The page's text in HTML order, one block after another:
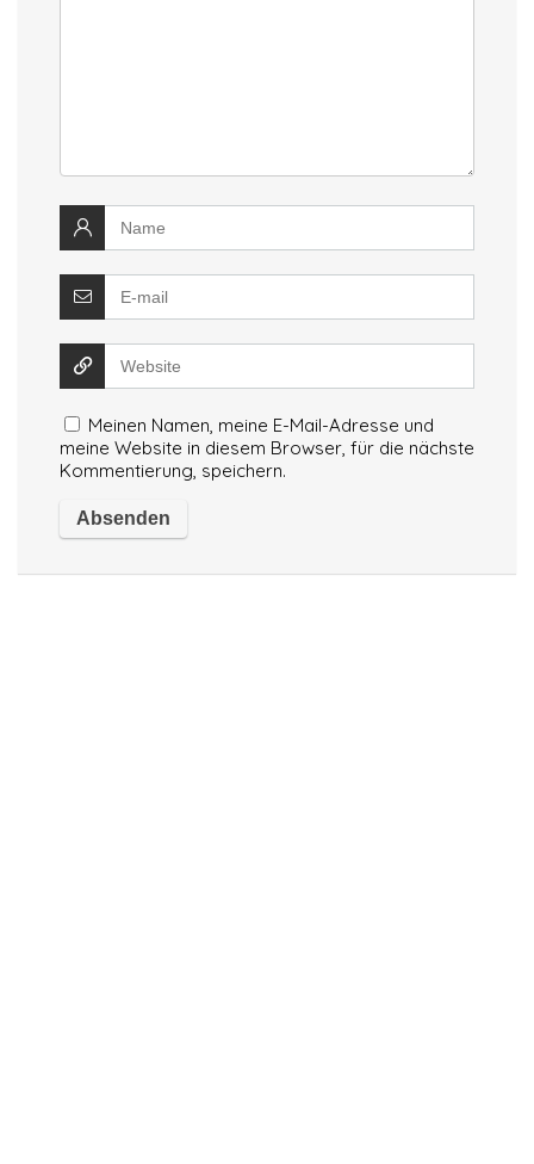
Meinen Namen, meine E-Mail-Adresse und
meine Website in diesem Browser, für die nächste
Kommentierung, speichern.